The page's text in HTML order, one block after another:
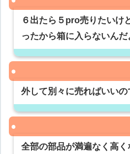
６出たら５pro売りたいけ
ったから箱に入らないん
外して別々に売ればいいの
全部の部品が満遍なく高